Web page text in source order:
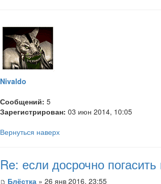
Nivaldo
Сообщений: 5
Зарегистрирован: 03 июн 2014, 10:05
Вернуться наверх
Re: если досрочно
Блёстка » 26 янв 2016, 23:55